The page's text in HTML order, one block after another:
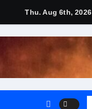
Thu. Aug 6th, 2026